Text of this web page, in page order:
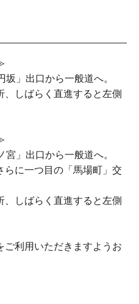
」出口から一般道へ。
、しばらく直進すると左側
」出口から一般道へ。
らに一つ目の「馬場町」交
、しばらく直進すると左側
利用いただきますようお